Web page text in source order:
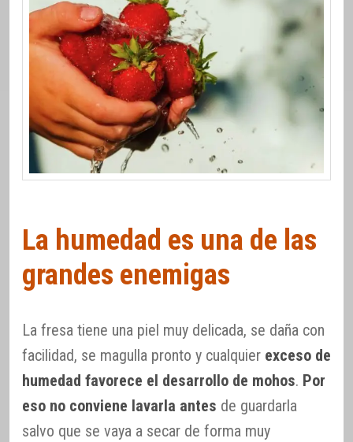
La humedad es una de las
grandes enemigas
La fresa tiene una piel muy delicada, se daña con
facilidad, se magulla pronto y cualquier exceso de
humedad favorece el desarrollo de mohos. Por
eso no conviene lavarla antes de guardarla
salvo que se vaya a secar de forma muy